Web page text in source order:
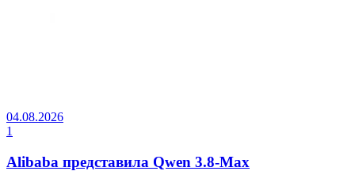
04.08.2026
1
Alibaba представила Qwen 3.8-Max